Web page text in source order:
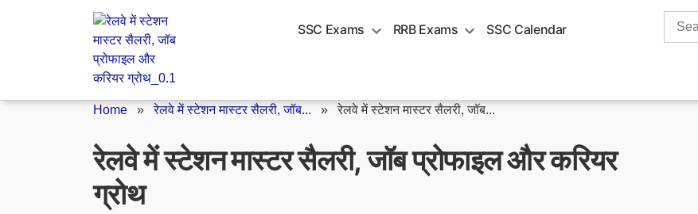
SSC Exams RRB Exams SSC Calendar
Search
Home »रेलवे में स्टेशन मास्टर सैलरी, जॉब... »रेलवे में स्टेशन मास्टर सैलरी, जॉब...
रेलवे में स्टेशन मास्टर सैलरी, जॉब प्रोफाइल और करियर
ग्रोथ